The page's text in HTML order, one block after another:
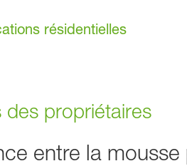
résidentielles
des propriétaires
entre la